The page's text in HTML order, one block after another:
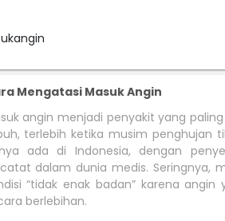
Mengatasi Masuk Angin
angin menjadi penyakit yang
terlebih ketika musim penghujan
ada di Indonesia, dengan
dalam dunia medis. Seringnya,
“tidak enak badan” karena
berlebihan.